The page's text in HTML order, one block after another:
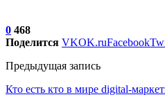
0 468
Поделится VKOK.ruFacebook
Предыдущая запись
Кто есть кто в мире digital-